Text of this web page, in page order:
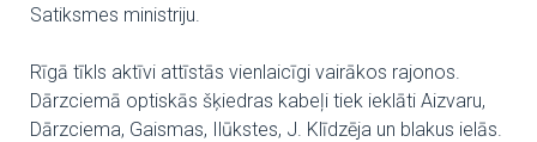
Satiksmes ministriju.
Rīgā tīkls aktīvi attīstās vienlaicīgi vairākos rajonos.
Dārzciemā optiskās šķiedras kabeļi tiek ieklāti Aizvaru,
Dārzciema, Gaismas, Ilūkstes, J. Klīdzēja un blakus ielās.